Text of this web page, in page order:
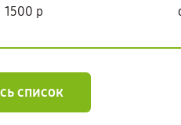
1500 р
список